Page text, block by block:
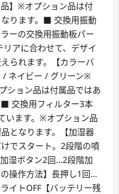
】※オプション品は付
ります。■ 交換用振動
ーの交換用振動板パー
アに合わせて、デザイ
られます。【カラーバ
/ ネイビー / グリーン※
ション品は付属品ではあ
■ 交換用フィルター3本
います。※オプション品
となります。【加湿器
でスタート。2段階の噴
湿ボタン2回…2段階加
操作方法】長押し1回…
イトOFF【バッテリー残